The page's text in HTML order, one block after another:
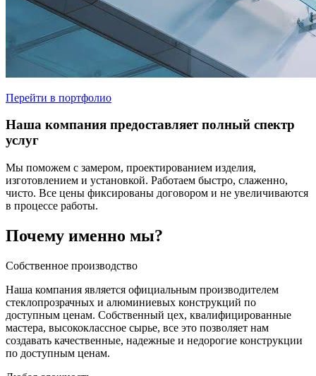
Перейти в портфолио
Наша компания предоставляет полный спектр
услуг
Мы поможем с замером, проектированием изделия,
изготовлением и установкой. Работаем быстро, слаженно,
чисто. Все цены фиксированы договором и не увеличиваются
в процессе работы.
Почему именно мы?
Собственное производство
Наша компания является официальным производителем
стеклопрозрачных и алюминиевых конструкций по
доступным ценам. Собственный цех, квалифицированные
мастера, высококлассное сырье, все это позволяет нам
создавать качественные, надежные и недорогие конструкции
по доступным ценам.